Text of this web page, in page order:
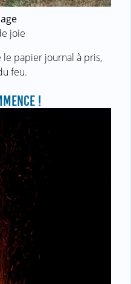
joie
le papier journal à pris,
feu.
!